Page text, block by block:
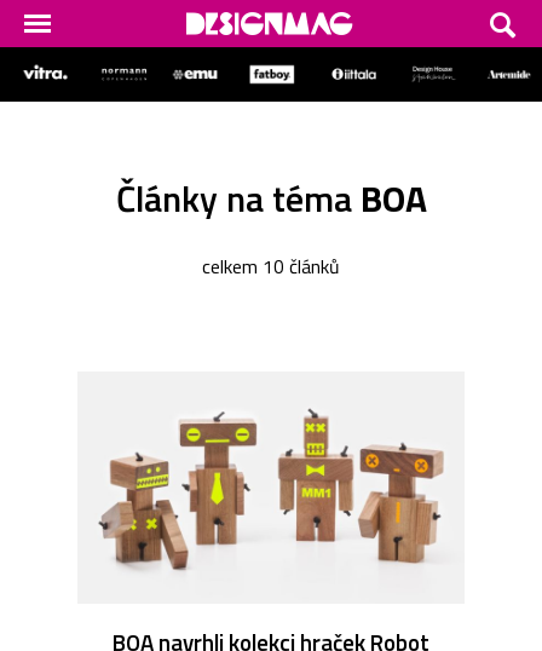
Články na témaBOA
celkem 10 článků
BOA navrhli kolekci hraček Robot